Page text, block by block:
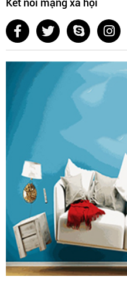
Kết nối mạng xã hội